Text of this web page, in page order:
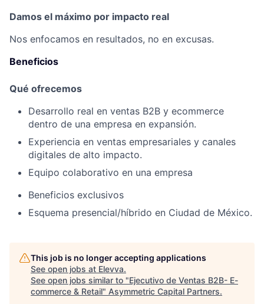
Damos el máximo por impacto real
Nos enfocamos en resultados, no en excusas.
Beneficios
Qué ofrecemos
Desarrollo real en ventas B2B y ecommerce
dentro de una empresa en expansión.
Experiencia en ventas empresariales y canales
digitales de alto impacto.
Equipo colaborativo en una empresa
Beneficios exclusivos
Esquema presencial/híbrido en Ciudad de México.
This job is no longer accepting applications
See open jobs at Elevva.
See open jobs similar to "Ejecutivo de Ventas B2B- E-
commerce & Retail" Asymmetric Capital Partners.